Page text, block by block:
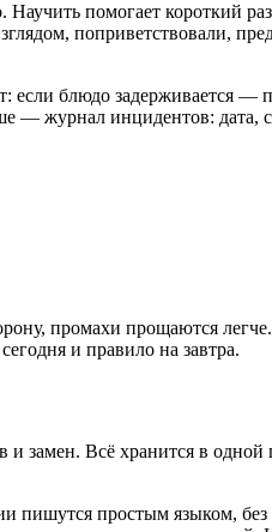
помогает короткий
поприветствовали,
блюдо задерживается —
— журнал инцидентов: дата,
промахи прощаются
и правило на завтра.
замен. Всё хранится в одной
пишутся простым языком, без